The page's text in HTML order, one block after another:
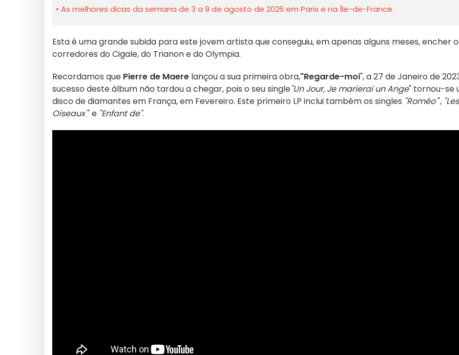
As melhores dicas da semana de 3 a 9 de agosto de 2026 em Paris e na Île-de-France
Esta é uma grande subida para este jovem artista que conseguiu, em apenas alguns meses, encher
corredores do Cigale, do Trianon e do Olympia.
Recordamos que Pierre de Maere lançou a sua primeira obra,"Regarde-moi", a 27 de Janeiro de
sucesso deste álbum não tardou a chegar, pois o seu single"Un Jour, Je marierai un Ange" tornou-se
disco de diamantes em França, em Fevereiro. Este primeiro LP inclui também os singles "Roméo", "Les
Oiseaux" e "Enfant de".